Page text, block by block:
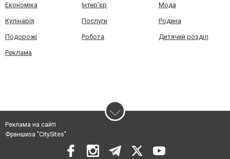
Економіка Інтер'єр Мода
Кулінарія Послуги Родина
Подорожі Робота Дитячий розділ
Реклама
Реклама на сайті
Франшиза "CitySites"